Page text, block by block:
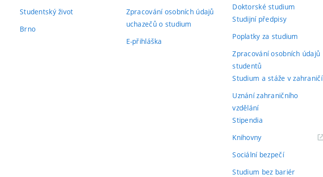
Studentský život
Brno
Zpracování osobních údajů
uchazečů o studium
E-přihláška
Doktorské studium
Studijní předpisy
Poplatky za studium
Zpracování osobních údajů
studentů
Studium a stáže v zahraničí
Uznání zahraničního
vzdělání
Stipendia
Knihovny(externí
Sociální bezpečí
Studium bez bariér